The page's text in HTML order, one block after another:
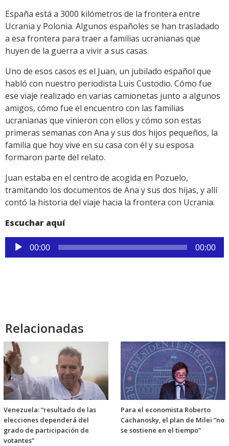
España está a 3000 kilómetros de la frontera entre
Ucrania y Polonia. Algunos españoles se han trasladado
a esa frontera para traer a familias ucranianas que
huyen de la guerra a vivir a sus casas.
Uno de esos casos es el Juan, un jubilado español que
habló con nuestro periodista Luis Custodio. Cómo fue
ese viaje realizado en varias camionetas junto a algunos
amigos, cómo fue el encuentro con las familias
ucranianas que vinieron con ellos y cómo son estas
primeras semanas con Ana y sus dos hijos pequeños, la
familia que hoy vive en su casa con él y su esposa
formaron parte del relato.
Juan estaba en el centro de acogida en Pozuelo,
tramitando los documentos de Ana y sus dos hijas, y allí
contó la historia del viaje hacia la frontera con Ucrania.
Escuchar aquí
Reproductor
de
00:00 00:00
Relacionadas
Venezuela: “resultado de las
elecciones dependerá del
grado de participación de
votantes”
Para el economista Roberto
Cachanosky, el plan de Milei “no
se sostiene en el tiempo”